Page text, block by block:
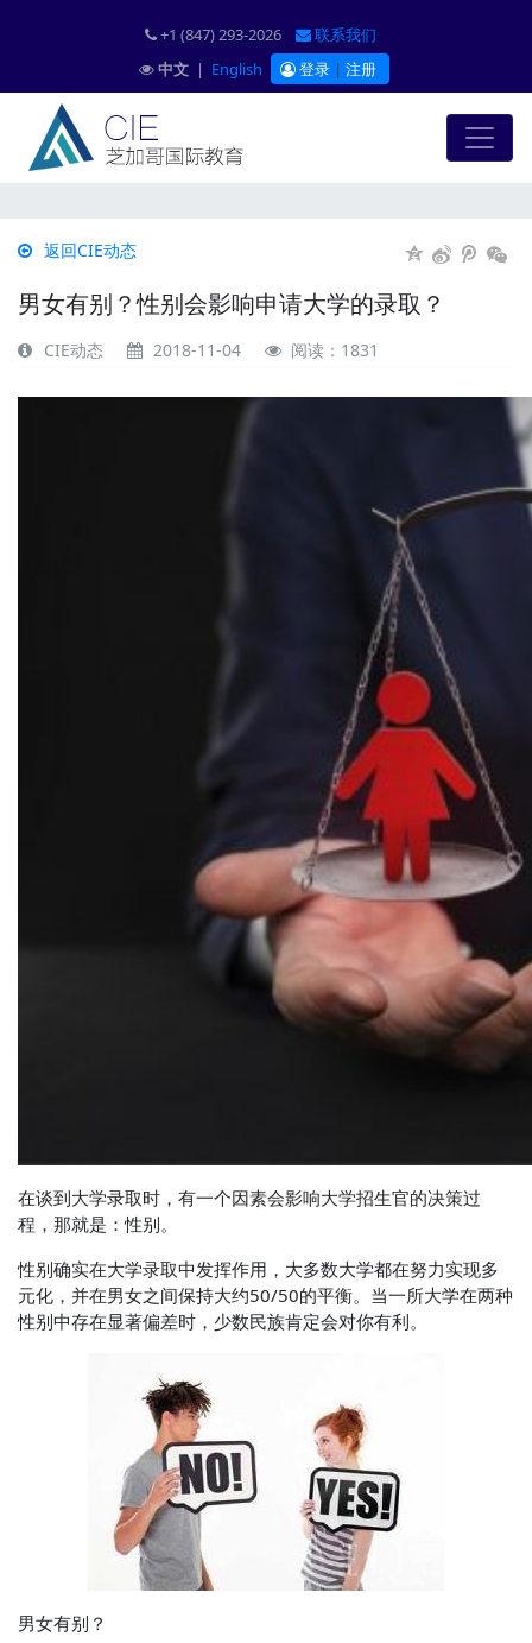
+1 (847) 293-2026
联系我们
中文 | English 登录 | 注册
返回CIE动态
男女有别？性别会影响申请大学的录取？
CIE动态 2018-11-04 阅读：1831
在谈到大学录取时，有一个因素会影响大学招生官的决策过
程，那就是：性别。
性别确实在大学录取中发挥作用，大多数大学都在努力实现多
元化，并在男女之间保持大约50/50的平衡。当一所大学在两种
性别中存在显著偏差时，少数民族肯定会对你有利。
男女有别？